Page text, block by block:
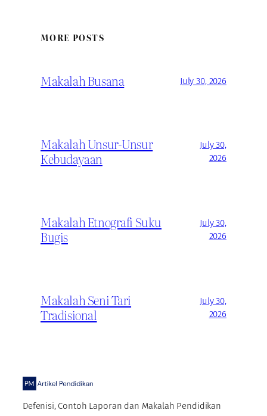
MORE POSTS
Makalah Busana July 30, 2026
Makalah Unsur-Unsur
Kebudayaan
July 30,
2026
Makalah Etnografi Suku
Bugis
July 30,
2026
Makalah Seni Tari
Tradisional
July 30,
2026
Defenisi, Contoh Laporan dan Makalah Pendidikan